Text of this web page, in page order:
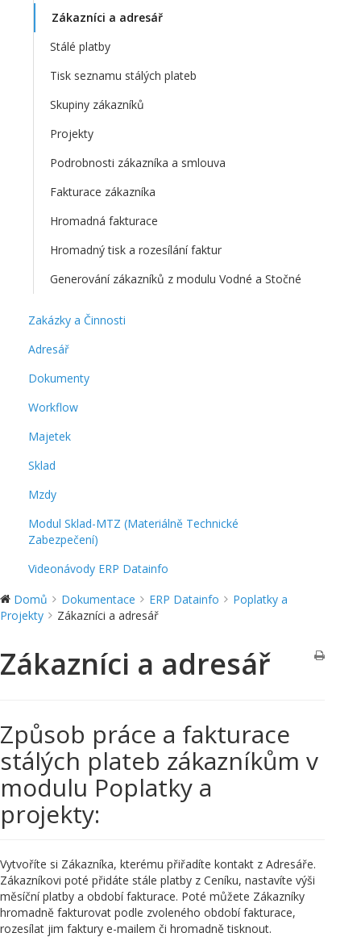
Zákazníci a adresář
Stálé platby
Tisk seznamu stálých plateb
Skupiny zákazníků
Projekty
Podrobnosti zákazníka a smlouva
Fakturace zákazníka
Hromadná fakturace
Hromadný tisk a rozesílání faktur
Generování zákazníků z modulu Vodné a Stočné
Zakázky a Činnosti
Adresář
Dokumenty
Workflow
Majetek
Sklad
Mzdy
Modul Sklad-MTZ (Materiálně Technické
Zabezpečení)
Videonávody ERP Datainfo
Domů
Dokumentace ERP Datainfo
Poplatky a
Projekty
Zákazníci a adresář
Zákazníci a adresář
Způsob práce a fakturace
stálých plateb zákazníkům v
modulu Poplatky a
projekty:
Vytvoříte si Zákazníka, kterému přiřadíte kontakt z Adresáře.
Zákazníkovi poté přidáte stále platby z Ceníku, nastavíte výši
měsíční platby a období fakturace. Poté můžete Zákazníky
hromadně fakturovat podle zvoleného období fakturace,
rozesílat jim faktury e-mailem či hromadně tisknout.